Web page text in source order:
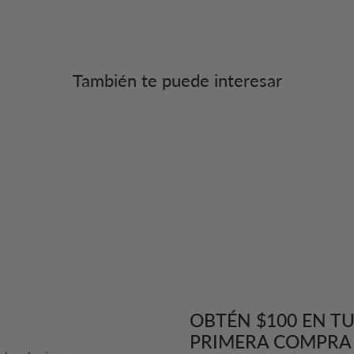
También te puede interesar
OBTÉN $100 EN TU
PRIMERA COMPRA